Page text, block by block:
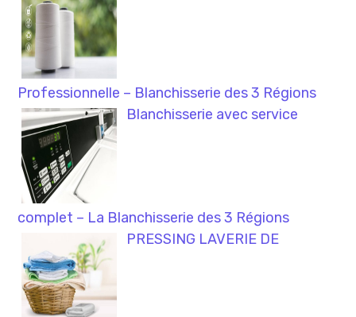
Professionnelle – Blanchisserie des 3 Régions
Blanchisserie avec service
complet – La Blanchisserie des 3 Régions
PRESSING LAVERIE DE